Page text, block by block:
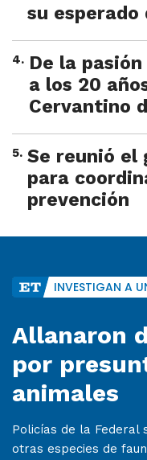
su esperado
4. De la
a los 20
Cervantino
5. Se reunió el
para
prevención
INVESTIGAN A
Allanaron
por
animales
Policías de la Federal
otras especies de